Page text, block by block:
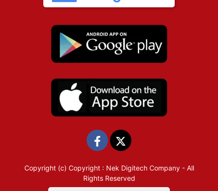
Copyright (c) Copyright : Nek Digitech Company- All
Rights Reserved